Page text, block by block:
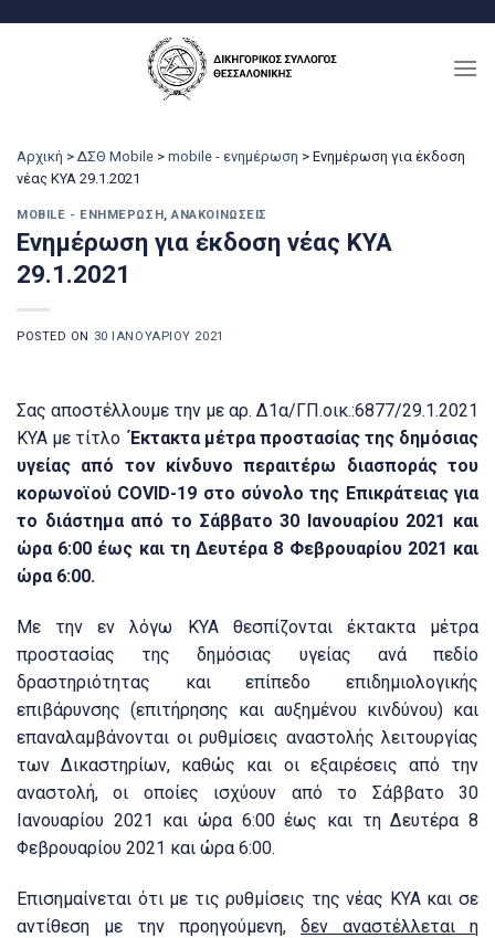
Αρχική > ΔΣΘ Mobile > mobile - ενημέρωση > Ενημέρωση για έκδοση
νέας ΚΥΑ 29.1.2021
MOBILE - ΕΝΗΜΈΡΩΣΗ,ΑΝΑΚΟΙΝΏΣΕΙΣ
Ενημέρωση για έκδοση νέας ΚΥΑ
29.1.2021
POSTED ON 30 ΙΑΝΟΥΑΡΊΟΥ 2021
Σας αποστέλλουμε την με αρ. Δ1α/ΓΠ.οικ.:6877/29.1.2021
ΚΥΑ με τίτλοΈκτακτα μέτρα προστασίας της δημόσιας
υγείας από τον κίνδυνο περαιτέρω διασποράς του
κορωνοϊού COVID-19 στο σύνολο της Επικράτειας για
το διάστημα από το Σάββατο 30 Ιανουαρίου 2021 και
ώρα 6:00 έως και τη Δευτέρα 8 Φεβρουαρίου 2021 και
ώρα 6:00.
Με την εν λόγω ΚΥΑ θεσπίζονται έκτακτα μέτρα
προστασίας της δημόσιας υγείας ανά πεδίο
δραστηριότητας και επίπεδο επιδημιολογικής
επιβάρυνσης (επιτήρησης και αυξημένου κινδύνου) και
επαναλαμβάνονται οι ρυθμίσεις αναστολής λειτουργίας
των Δικαστηρίων, καθώς και οι εξαιρέσεις από την
αναστολή, οι οποίες ισχύουν από το Σάββατο 30
Ιανουαρίου 2021 και ώρα 6:00 έως και τη Δευτέρα 8
Φεβρουαρίου 2021 και ώρα 6:00.
Επισημαίνεται ότι με τις ρυθμίσεις της νέας ΚΥΑ και σε
αντίθεση με την προηγούμενη, δεν αναστέλλεται η